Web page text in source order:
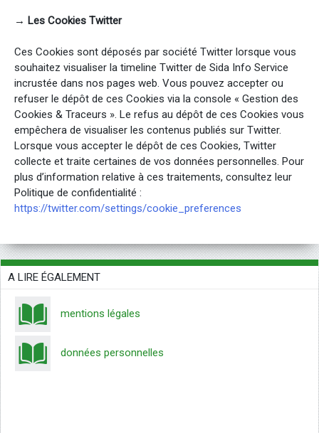
→ Les Cookies Twitter
Ces Cookies sont déposés par société Twitter lorsque vous
souhaitez visualiser la timeline Twitter de Sida Info Service
incrustée dans nos pages web. Vous pouvez accepter ou
refuser le dépôt de ces Cookies via la console « Gestion des
Cookies & Traceurs ». Le refus au dépôt de ces Cookies vous
empêchera de visualiser les contenus publiés sur Twitter.
Lorsque vous accepter le dépôt de ces Cookies, Twitter
collecte et traite certaines de vos données personnelles. Pour
plus d’information relative à ces traitements, consultez leur
Politique de confidentialité :
https://twitter.com/settings/cookie_preferences
A LIRE ÉGALEMENT
mentions légales
données personnelles